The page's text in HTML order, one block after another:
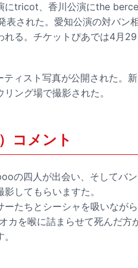
にtricot、香川公演にthe
された。愛知公演の対バン
れる。チケットぴあでは4月
ィスト写真が公開された。
ング場で撮影された。
コメント
の四人が出会い、そしてバ
してもらいますた。
たちとシーシャを吸いなが
カを喉に詰まらせて死んだ方